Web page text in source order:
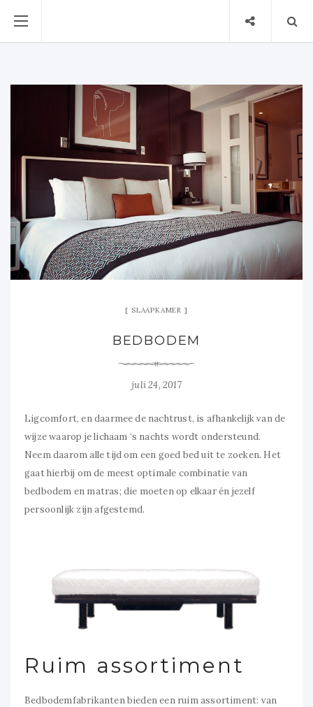
SLAAPKAMER
BEDBODEM
juli 24, 2017
Ligcomfort, en daarmee de nachtrust, is afhankelijk van de
wijze waarop je lichaam ‘s nachts wordt ondersteund.
Neem daarom alle tijd om een goed bed uit te zoeken. Het
gaat hierbij om de meest optimale combinatie van
bedbodem en matras; die moeten op elkaar én jezelf
persoonlijk zijn afgestemd.
Ruim assortiment
Bedbodemfabrikanten bieden een ruim assortiment: van